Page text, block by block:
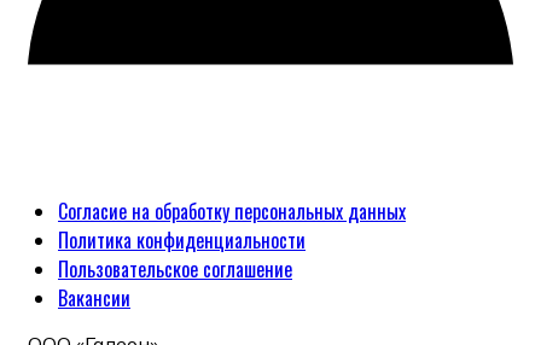
Согласие на обработку персональных данных
Политика конфиденциальности
Пользовательское соглашение
Вакансии